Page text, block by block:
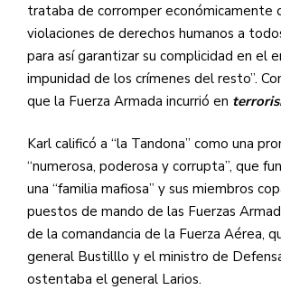
trataba de corromper económicamente
violaciones de derechos humanos a
para así garantizar su complicidad en el
impunidad de los crímenes del resto”.
que la Fuerza Armada incurrió en
Karl calificó a “la Tandona” como una
“numerosa, poderosa y corrupta”, que
una “familia mafiosa” y sus miembros
puestos de mando de las Fuerzas
de la comandancia de la Fuerza Aérea,
general Bustilllo y el ministro de
ostentaba el general Larios.